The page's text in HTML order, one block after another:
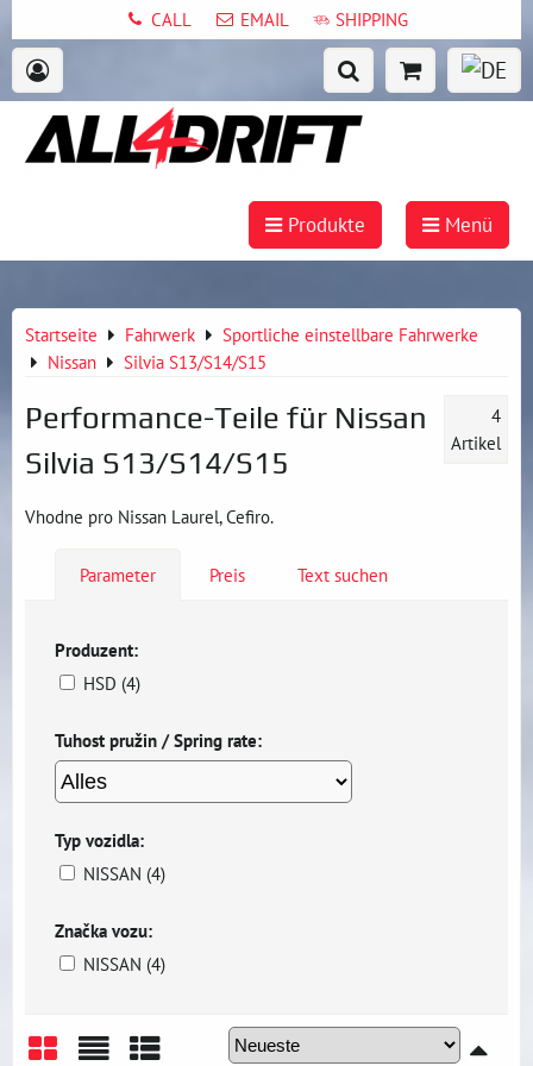
CALL EMAIL SHIPPING
Produkte Menü
Startseite Fahrwerk
Sportliche einstellbare Fahrwerke
Nissan
Silvia S13/S14/S15
Performance-Teile für Nissan
Silvia S13/S14/S15
4
Artikel
Vhodne pro Nissan Laurel, Cefiro.
Parameter Preis Text suchen
Produzent:
HSD (4)
Tuhost pružin / Spring rate:
Typ vozidla:
NISSAN (4)
Značka vozu:
NISSAN (4)